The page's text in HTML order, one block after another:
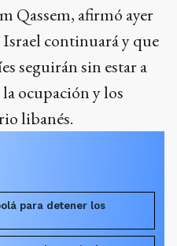
Qassem, afirmó ayer
continuará y que
seguirán sin estar a
ocupación y los
libanés.
para detener los